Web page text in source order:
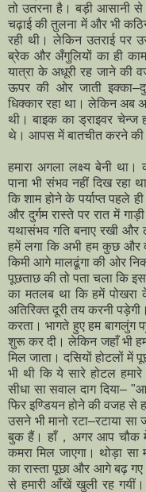
तो उतरना है। बड़ी आसानी से
चढ़ाई की तुलना में और भी
रही थी। लेकिन उतराई पर
ब्रेक और अँगुलियों का ही
यात्रा के अधूरी रह जाने की
ऊपर की ओर जाती
धिक्कार रहा था। लेकिन अब
थी। बाइक का ड्राइवर चेन्ज
थे। आपस में बातचीत करने की
हमारा अगला लक्ष्‍य बेनी
पाना भी संभव नहीं दिख रहा
कि शाम होने के पर्याप्त पहले
और दुर्गम रास्ते पर रात में
यथासंभव गति बनाए रखी और
हमें लगा कि अभी हम कुछ और
किमी आगे मालढूंगा की ओर
पूछताछ की तो पता चला कि
का मतलब था कि हमें
अतिरिक्त दूरी तय करनी
करता। भागते हुए हम बागलुंग
शुरू कर दी। लेकिन जहाँ भी
मिल जाता। दसियों होटलों में
भी थी कि ये सारे होटल
सीधा सा सवाल दाग दिया–
फिर इण्डियन होने की वजह से
उसने भी मानो रटा–रटाया
बुक हैं। हाँ，अगर आप चौक में
कमरा मिल जाएगा। थोड़ा
का रास्ता पूछा और आगे बढ़
से हमारी आँखें खुली रह